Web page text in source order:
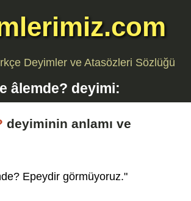
Deyimler ve Atasözleri Sözlüğü
âlemde? deyimi:
deyiminin anlamı ve
Epeydir görmüyoruz."